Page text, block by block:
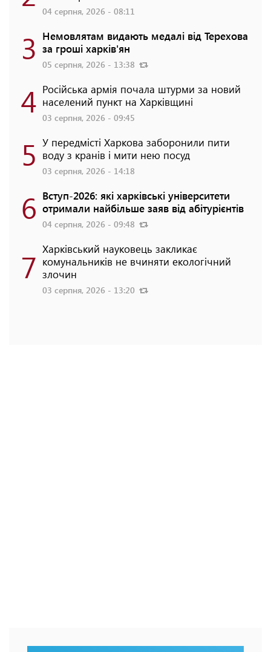
04 серпня, 2026 - 08:11
3 Немовлятам видають медалі від Терехова
за гроші харків'ян
05 серпня, 2026 - 13:38
4 Російська армія почала штурми за новий
населений пункт на Харківщині
03 серпня, 2026 - 09:45
5 У передмісті Харкова заборонили пити
воду з кранів і мити нею посуд
03 серпня, 2026 - 14:18
6 Вступ-2026: які харківські університети
отримали найбільше заяв від абітурієнтів
04 серпня, 2026 - 09:48
7 Харківський науковець закликає
комунальників не вчиняти екологічний
злочин
03 серпня, 2026 - 13:20